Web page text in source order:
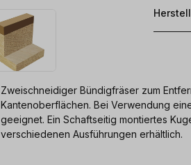
Zweischneidiger Bündigfräser zum
Kantenoberflächen. Bei Verwendung
geeignet. Ein Schaftseitig montiertes
verschiedenen Ausführungen erhältlich.